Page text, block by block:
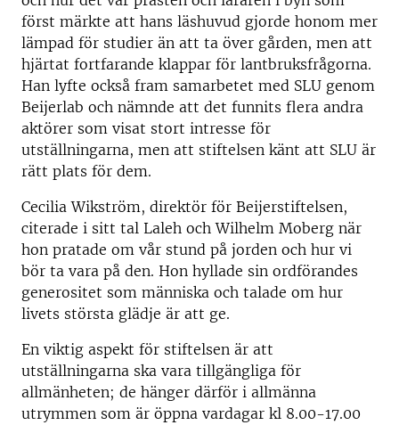
först märkte att hans läshuvud gjorde honom mer
lämpad för studier än att ta över gården, men att
hjärtat fortfarande klappar för lantbruksfrågorna.
Han lyfte också fram samarbetet med SLU genom
Beijerlab och nämnde att det funnits flera andra
aktörer som visat stort intresse för
utställningarna, men att stiftelsen känt att SLU är
rätt plats för dem.
Cecilia Wikström, direktör för Beijerstiftelsen,
citerade i sitt tal Laleh och Wilhelm Moberg när
hon pratade om vår stund på jorden och hur vi
bör ta vara på den. Hon hyllade sin ordförandes
generositet som människa och talade om hur
livets största glädje är att ge.
En viktig aspekt för stiftelsen är att
utställningarna ska vara tillgängliga för
allmänheten; de hänger därför i allmänna
utrymmen som är öppna vardagar kl 8.00-17.00